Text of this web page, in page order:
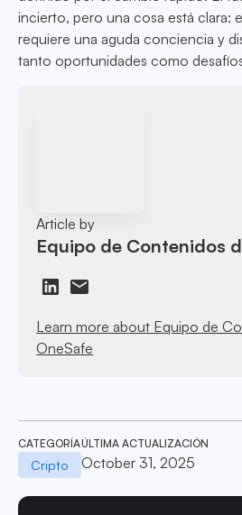
incierto, pero una cosa está clara:
requiere una aguda conciencia y
tanto oportunidades como
Article by
Equipo de Contenidos
Learn more about Equipo de
OneSafe
CATEGORÍA
Cripto
ÚLTIMA ACTUALIZACIÓN
October 31, 2025